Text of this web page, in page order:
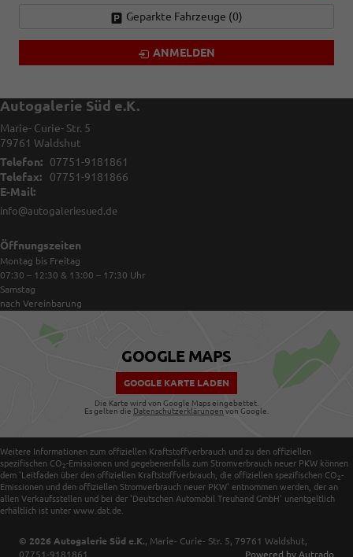
Geparkte Fahrzeuge (0)
ANMELDEN
Autogalerie Süd e.K.
Marie- Curie- Str. 5
79761 Waldshut
Telefon:
07751-9181861
Telefax:
07751-9181866
E-Mail:
info@autogaleriesued.de
Öffnungszeiten
Montag bis Freitag
07:30 – 12:30 & 13:00 – 17:30 Uhr
Samstag
nach Vereinbarung
GOOGLE MAPS
GOOGLE KARTE LADEN
Die Karte wird von Google Maps eingebettet.
Es gelten die Datenschutzerklärungen von Google.
Weitere Informationen zum offiziellen Kraftstoffverbrauch und zu den offiziellen
spezifischen CO 2-Emissionen und gegebenenfalls zum Stromverbrauch neuer PKW können
dem 'Leitfaden über den offiziellen Kraftstoffverbrauch, die offiziellen spezifischen CO 2-
Emissionen und den offiziellen Stromverbrauch neuer PKW' entnommen werden, der an
allen Verkaufsstellen und bei der 'Deutschen Automobil Treuhand GmbH' unentgeltlich
erhältlich ist unter www.dat.de.
© 2026 Autogalerie Süd e.K., Marie- Curie- Str. 5, 79761 Waldshut,
07751-9181861
Powered by Autrado